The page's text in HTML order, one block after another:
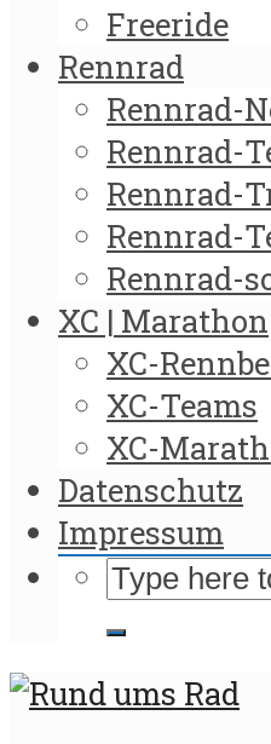
Freeride
Rennrad
Rennrad-
Rennrad-
Rennrad-
Rennrad-
Rennrad-
XC | Marathon
XC-
XC-Teams
XC-
Datenschutz
Impressum